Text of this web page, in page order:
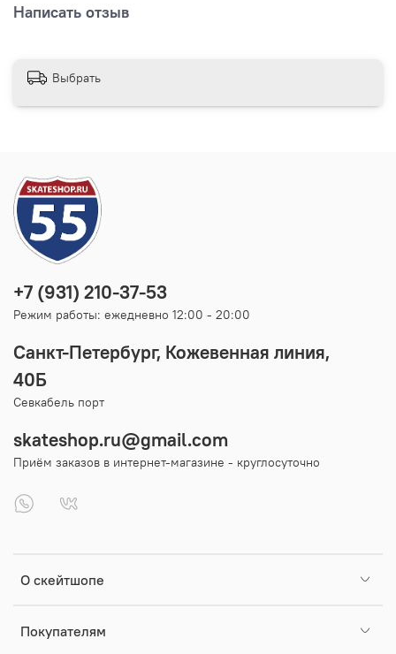
Написать отзыв
Выбрать
О скейтшопе
Покупателям
+7 (931) 210-37-53
Режим работы: ежедневно 12:00 - 20:00
Санкт-Петербург, Кожевенная линия,
40Б
Севкабель порт
skateshop.ru@gmail.com
Приём заказов в интернет-магазине - круглосуточно